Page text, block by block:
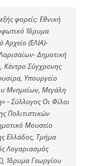
φορείς: Εθνική
Ίδρυμα
Αρχείο (ΕΛΙΑ)-
Δημοτική
Κέντρο Σύγχρονης
Υπουργείο
Μνημείων, Μεγάλη
- Σύλλογος Οι Φίλοι
Πολιτιστικών
Μουσείο
Ελλάδος, Τμήμα
Λογαριασμός
Ίδρυμα Γεωργίου